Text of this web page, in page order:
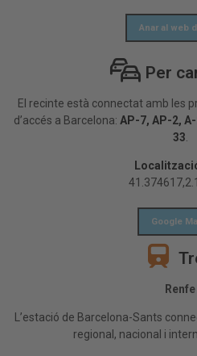
Anar al web
Per
El recinte està connectat amb les
d’accés a Barcelona: AP-7, AP-2,
33
Google
Renfe
L’estació de Barcelona-Sants
regional, nacional i